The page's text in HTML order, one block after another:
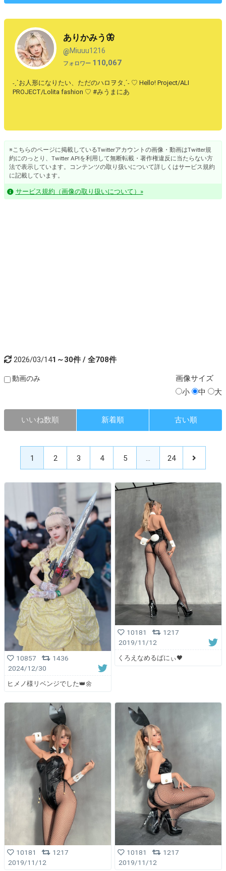
ありかみう🦋
@Miuuu1216
フォロワー 110,067
˗ˏˋお人形になりたい、ただのハロヲタˎˊ˗ ♡ Hello! Project/ALI
PROJECT/Lolita fashion ♡ #みうまにあ
※こちらのページに掲載しているTwitterアカウントの画像・動画はTwitter規
約にのっとり、Twitter APIを利用して無断転載・著作権違反に当たらない方
法で表示しています。コンテンツの取り扱いについて詳しくはサービス規約
に記載しています。
サービス規約（画像の取り扱いについて）»
2026/03/141～30件 / 全708件
動画のみ 画像サイズ
小
中 大
いいね数順 新着順 古い順
1 2 3 4 5 … 24
10857
1436
2024/12/30
ヒメノ様リベンジでした👑🌼
10181
1217
2019/11/12
くろえなめるばにぃ🖤
10181
1217
2019/11/12
10181
1217
2019/11/12